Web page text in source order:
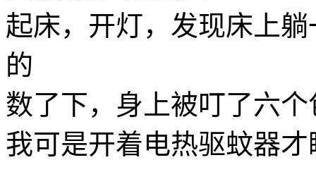
起床，开灯，发现床上
的
数了下，身上被叮了六个
我可是开着电热驱蚊器才